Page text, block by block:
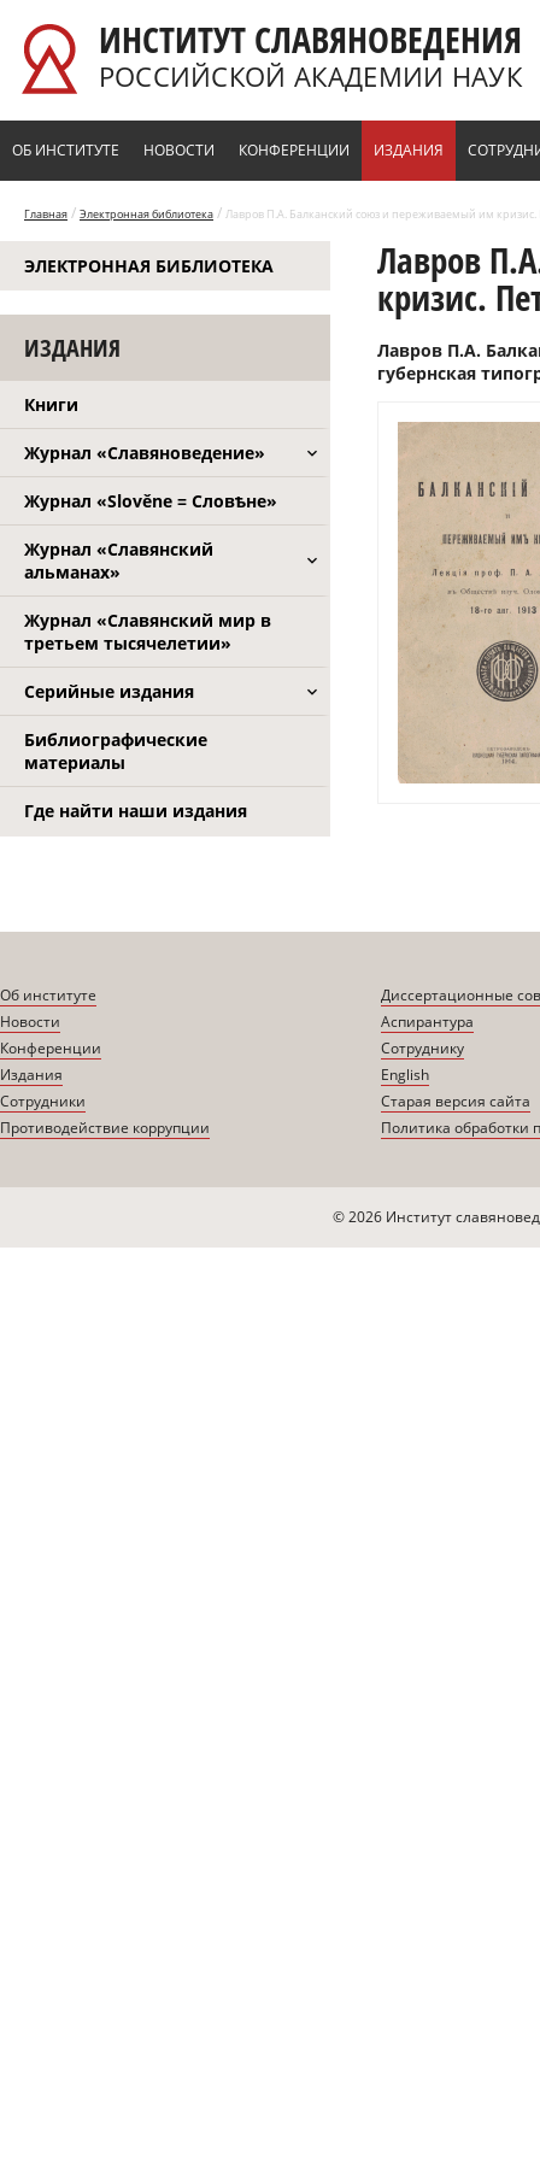
ИНСТИТУТ СЛАВЯНОВЕДЕНИЯ
РОССИЙСКОЙ АКАДЕМИИ НАУК
ОБ ИНСТИТУТЕ НОВОСТИ КОНФЕРЕНЦИИ ИЗДАНИЯ
Главная / Электронная библиотека / Лавров П.А. Балканский союз и переживаемый им кризис.
ЭЛЕКТРОННАЯ БИБЛИОТЕКА
ИЗДАНИЯ
Книги
Журнал «Славяноведение»
Журнал «Slověne = Словѣне»
Журнал «Славянский
альманах»
Журнал «Славянский мир в
третьем тысячелетии»
Серийные издания
Библиографические
материалы
Где найти наши издания
Лавров
кризис.
Лавров П.А.
губернская
Об институте
Новости
Конференции
Издания
Сотрудники
Противодействие коррупции
Диссертационные
Аспирантура
Сотруднику
English
Старая версия сайта
Политика обработки
© 2026 Институт